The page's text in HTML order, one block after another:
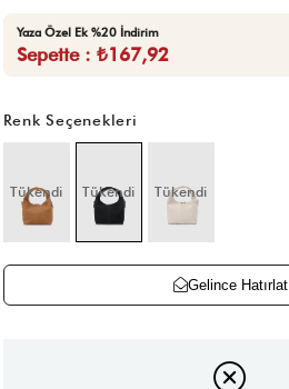
Yaza Özel Ek %20 İndirim
Sepette : ₺167,92
Renk Seçenekleri
Tükendi Tükendi Tükendi
Gelince Hatırlat